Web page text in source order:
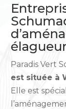
Paradis Vert
est située à
Elle est